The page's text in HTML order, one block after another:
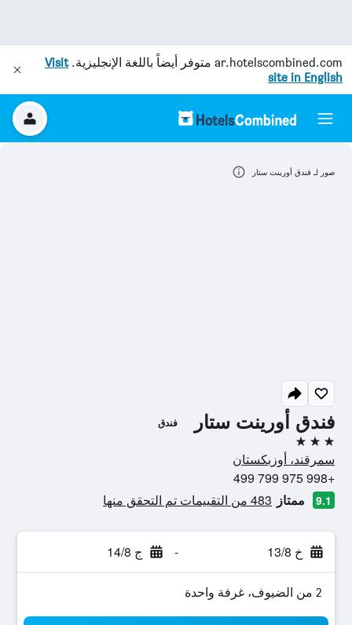
ar.hotelscombined.com متوفر أيضاً باللغة الإنجليزية.Visit
site in English
فندق أورينت ستار فندق
3 نجوم
سمرقند، أوزبكستان
+998 975 799 499
9.1 ممتاز 483 من التقييمات تم التحقق منها
خ 13/8 - ج 14/8
2 من الضيوف، غرفة واحدة
صور لـ فندق أورينت ستار